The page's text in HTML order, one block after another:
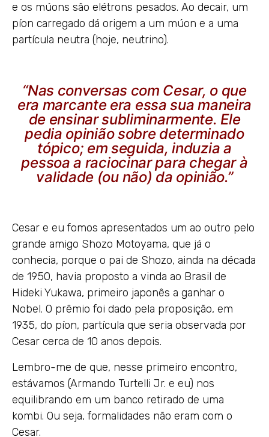
e os múons são elétrons pesados. Ao decair, um
píon carregado dá origem a um múon e a uma
partícula neutra (hoje, neutrino).
“Nas conversas com Cesar, o que
era marcante era essa sua maneira
de ensinar subliminarmente. Ele
pedia opinião sobre determinado
tópico; em seguida, induzia a
pessoa a raciocinar para chegar à
validade (ou não) da opinião.”
Cesar e eu fomos apresentados um ao outro pelo
grande amigo Shozo Motoyama, que já o
conhecia, porque o pai de Shozo, ainda na década
de 1950, havia proposto a vinda ao Brasil de
Hideki Yukawa, primeiro japonês a ganhar o
Nobel. O prêmio foi dado pela proposição, em
1935, do píon, partícula que seria observada por
Cesar cerca de 10 anos depois.
Lembro-me de que, nesse primeiro encontro,
estávamos (Armando Turtelli Jr. e eu) nos
equilibrando em um banco retirado de uma
kombi. Ou seja, formalidades não eram com o
Cesar.